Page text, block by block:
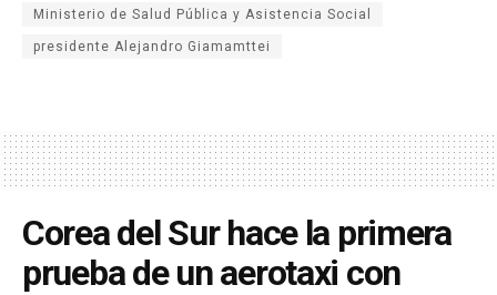
Ministerio de Salud Pública y Asistencia Social
presidente Alejandro Giamamttei
Corea del Sur hace la primera
prueba de un aerotaxi con